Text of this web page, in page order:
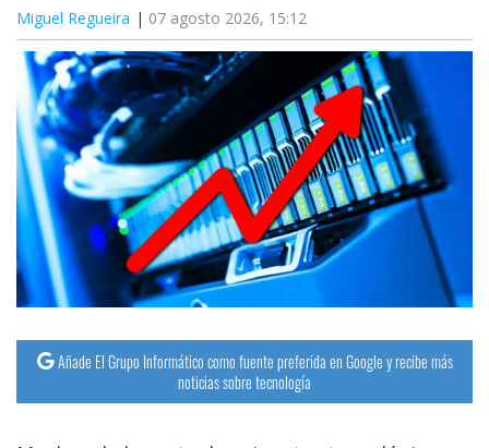
Miguel Regueira 07 agosto 2026, 15:12
Añade El Grupo Informático como fuente preferida en Google y recibe más
noticias sobre tecnología